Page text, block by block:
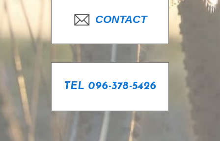
CONTACT
TEL 096-378-5426